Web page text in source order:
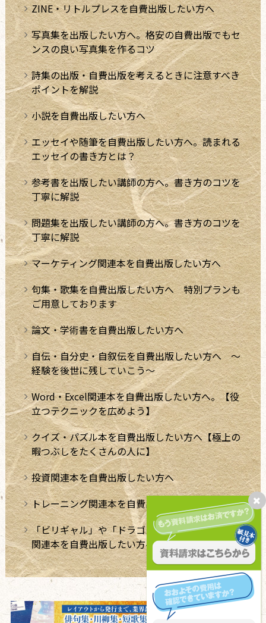
ZINE・リトルプレスを自費出版したい方へ
写真集を出版したい方へ。格安の自費出版でもセ
ンスの良い写真集を作るコツ
詩集の出版・自費出版を考えるときに注意すべき
ポイントを解説
小説を自費出版したい方へ
エッセイや随筆を自費出版したい方へ。読まれる
エッセイの書き方とは？
参考書を出版したい講師の方へ。書き方のコツを
丁寧に解説
問題集を出版したい講師の方へ。書き方のコツを
丁寧に解説
マーケティング関連本を自費出版したい方へ
句集・歌集を自費出版したい方へ 特別プランも
ご用意しております
論文・学術書を自費出版したい方へ
自伝・自分史・自叙伝を自費出版したい方へ ～
経験を後世に残していこう～
Word・Excel関連本を自費出版したい方へ。【役
立つテクニックを広めよう】
クイズ・パズル本を自費出版したい方へ【極上の
暇つぶしをたくさんの人に】
投資関連本を自費出版したい方へ
トレーニング関連本を自費出版したい方へ
「ビリギャル」や「ドラゴン桜」のような学習法
関連本を自費出版したい方へ